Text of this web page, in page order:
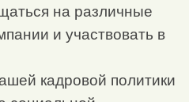
на различные
и участвовать в
кадровой политики